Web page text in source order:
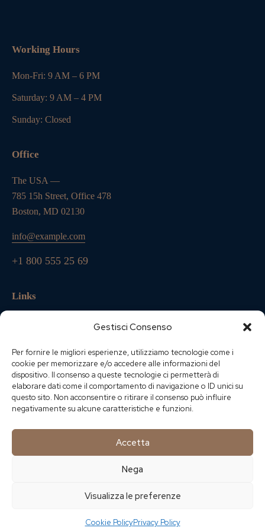
Gestisci Consenso
Per fornire le migliori esperienze, utilizziamo tecnologie come i
cookie per memorizzare e/o accedere alle informazioni del
dispositivo. Il consenso a queste tecnologie ci permetterà di
elaborare dati come il comportamento di navigazione o ID unici su
questo sito. Non acconsentire o ritirare il consenso può influire
negativamente su alcune caratteristiche e funzioni.
Accetta
Nega
Visualizza le preferenze
Cookie PolicyPrivacy Policy
Working Hours
Mon-Fri: 9 AM – 6 PM
Saturday: 9 AM – 4 PM
Sunday: Closed
Office
The USA —
785 15h Street, Office 478
Boston, MD 02130
info@example.com
+1 800 555 25 69
Links
About Us
Shop
Contact
Get in Touch
© {{Y}}. All Rights Reserved.